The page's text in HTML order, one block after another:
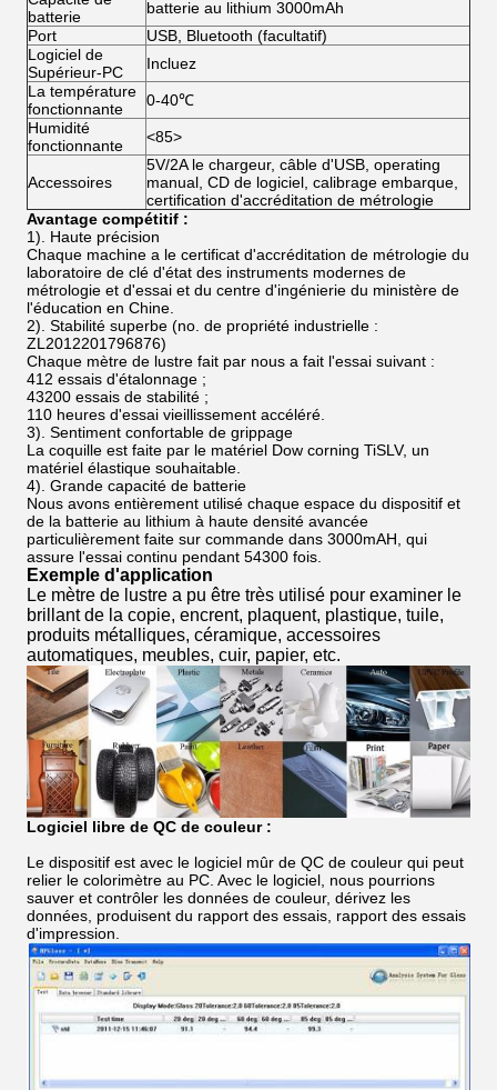
batterie
batterie au lithium 3000mAh
Port
USB, Bluetooth (facultatif)
Logiciel de
Supérieur-PC
Incluez
La température
fonctionnante
0-40℃
Humidité
fonctionnante
<85>
Accessoires
5V/2A le chargeur, câble d'USB, operating
manual, CD de logiciel, calibrage embarque,
certification d'accréditation de métrologie
Avantage compétitif :
1). Haute précision
Chaque machine a le certificat d'accréditation de métrologie du
laboratoire de clé d'état des instruments modernes de
métrologie et d'essai et du centre d'ingénierie du ministère de
l'éducation en Chine.
2). Stabilité superbe (no. de propriété industrielle :
ZL2012201796876)
Chaque mètre de lustre fait par nous a fait l'essai suivant :
412 essais d'étalonnage ;
43200 essais de stabilité ;
110 heures d'essai vieillissement accéléré.
3). Sentiment confortable de grippage
La coquille est faite par le matériel Dow corning TiSLV, un
matériel élastique souhaitable.
4). Grande capacité de batterie
Nous avons entièrement utilisé chaque espace du dispositif et
de la batterie au lithium à haute densité avancée
particulièrement faite sur commande dans 3000mAH, qui
assure l'essai continu pendant 54300 fois.
Exemple d'application
Le mètre de lustre a pu être très utilisé pour examiner le
brillant de la copie, encrent, plaquent, plastique, tuile,
produits métalliques, céramique, accessoires
automatiques, meubles, cuir, papier, etc.
Logiciel libre de QC de couleur :
Le dispositif est avec le logiciel mûr de QC de couleur qui peut
relier le colorimètre au PC. Avec le logiciel, nous pourrions
sauver et contrôler les données de couleur, dérivez les
données, produisent du rapport des essais, rapport des essais
d'impression.